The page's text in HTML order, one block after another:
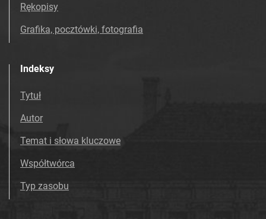
Rękopisy
Grafika, pocztówki, fotografia
Indeksy
Tytuł
Autor
Temat i słowa kluczowe
Współtwórca
Typ zasobu